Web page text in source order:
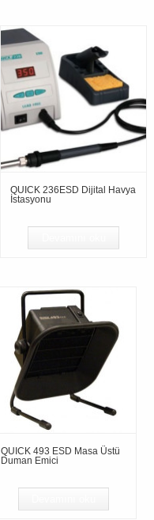
QUICK 236ESD Dijital Havya
İstasyonu
QUICK 493 ESD Masa Üstü
Duman Emici